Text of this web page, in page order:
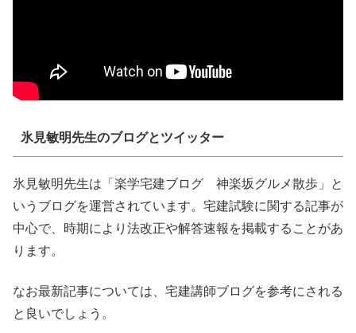
氷見敏明先生のブログとツイッター
氷見敏明先生は「楽学宅建ブログ 神楽坂グルメ散歩」と
いうブログを運営されています。宅建試験に関する記事が
中心で、時期により法改正や解答速報を掲載することがあ
ります。
なお最新記事については、宅建講師ブログを参考にされる
と良いでしょう。